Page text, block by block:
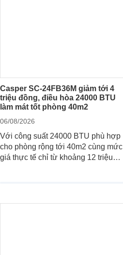
Casper SC-24FB36M giảm tới 4
triệu đồng, điều hòa 24000 BTU
làm mát tốt phòng 40m2
06/08/2026
Với công suất 24000 BTU phù hợp
cho phòng rộng tới 40m2 cùng mức
giá thực tế chỉ từ khoảng 12 triệu